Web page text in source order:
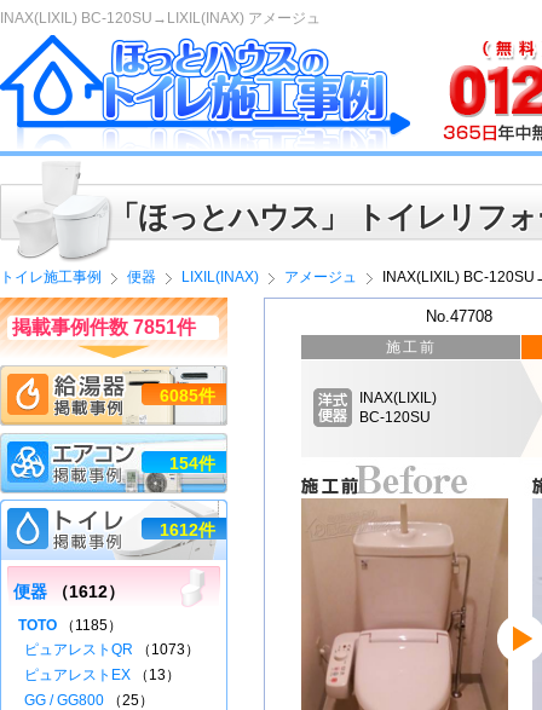
INAX(LIXIL) BC-120SU→LIXIL(INAX) アメージュ
「ほっとハウス」 トイレリフ
トイレ施工事例 便器 LIXIL(INAX) アメージュ INAX(LIXIL) BC-
No.47708
施工前
INAX(LIXIL)
BC-120SU
掲載事例件数 7851件
6085件
154件
1612件
便器 （1612）
TOTO （1185）
ピュアレストQR （1073）
ピュアレストEX （13）
GG / GG800 （25）